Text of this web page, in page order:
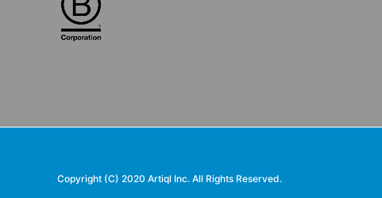
Copyright (C) 2020 Artiql Inc. All Rights Reserved.